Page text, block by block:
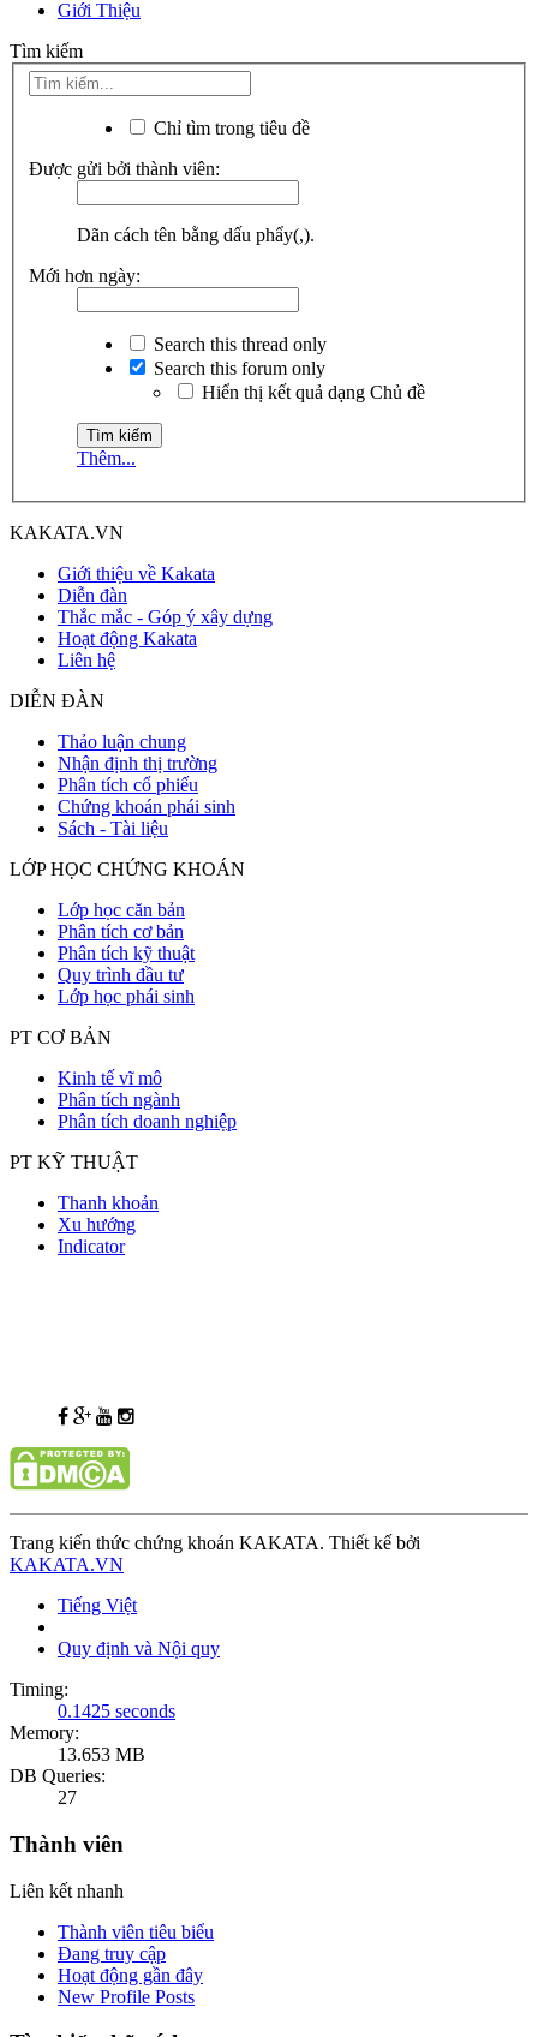
Giới Thiệu
Tìm kiếm
Chỉ tìm trong tiêu đề
Được gửi bởi thành viên:
Dãn cách tên bằng dấu phẩy(,).
Mới hơn ngày:
Search this thread only
Search this forum only
Hiển thị kết quả dạng Chủ đề
Thêm...
KAKATA.VN
Giới thiệu về Kakata
Diễn đàn
Thắc mắc - Góp ý xây dựng
Hoạt động Kakata
Liên hệ
DIỄN ĐÀN
Thảo luận chung
Nhận định thị trường
Phân tích cổ phiếu
Chứng khoán phái sinh
Sách - Tài liệu
LỚP HỌC CHỨNG KHOÁN
Lớp học căn bản
Phân tích cơ bản
Phân tích kỹ thuật
Quy trình đầu tư
Lớp học phái sinh
PT CƠ BẢN
Kinh tế vĩ mô
Phân tích ngành
Phân tích doanh nghiệp
PT KỸ THUẬT
Thanh khoản
Xu hướng
Indicator
Trang kiến thức chứng khoán KAKATA. Thiết kế bởi
KAKATA.VN
Tiếng Việt
Quy định và Nội quy
Timing:
0.1425 seconds
Memory:
13.653 MB
DB Queries:
27
Thành viên
Liên kết nhanh
Thành viên tiêu biểu
Đang truy cập
Hoạt động gần đây
New Profile Posts